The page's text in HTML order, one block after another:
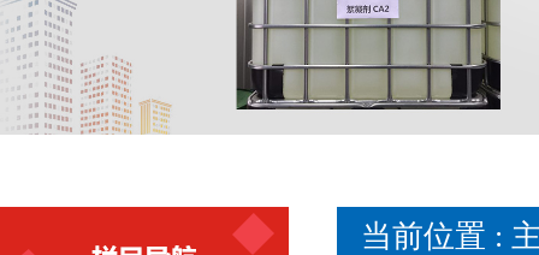
当前位置 :